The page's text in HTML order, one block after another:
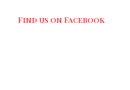
Find us on Facebook